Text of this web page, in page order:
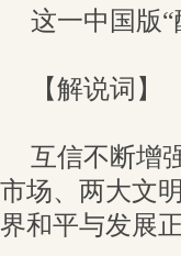
这一中国版
【解说词】
互信不断增
市场、两大文
界和平与发展